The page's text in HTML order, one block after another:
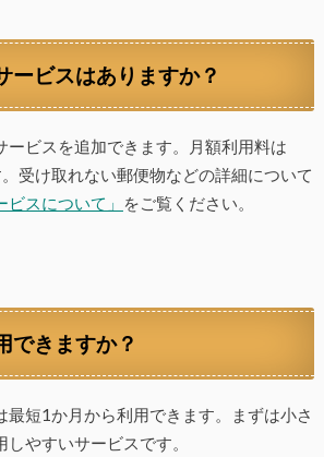
ービスはありますか？
ービスを追加できます。月額利用料は
受け取れない郵便物などの詳細について
ビスについて」 をご覧ください。
できますか？
最短1か月から利用できます。まずは小さ
やすいサービスです。